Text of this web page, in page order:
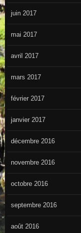
juin 2017
mai 2017
avril 2017
mars 2017
février 2017
janvier 2017
décembre 2016
novembre 2016
octobre 2016
septembre 2016
août 2016